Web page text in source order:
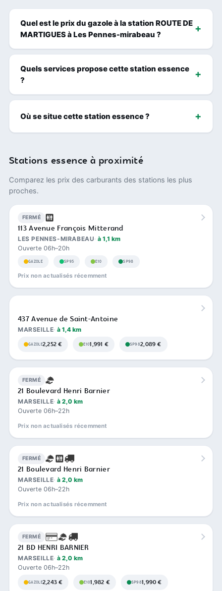
Quel est le prix du gazole à la station ROUTE DE
MARTIGUES à Les Pennes-mirabeau ?
Quels services propose cette station essence
?
Où se situe cette station essence ?
Stations essence à proximité
Comparez les prix des carburants des stations les plus
proches.
FERMÉ
113 Avenue François Mitterand
LES PENNES-MIRABEAU à 1,1 km
Ouverte 06h–20h
GAZOLE SP95 E10 SP98
Prix non actualisés récemment
437 Avenue de Saint-Antoine
MARSEILLE à 1,4 km
GAZOLE2,252 € E101,991 € SP982,089 €
FERMÉ
21 Boulevard Henri Barnier
MARSEILLE à 2,0 km
Ouverte 06h–22h
Prix non actualisés récemment
FERMÉ
21 Boulevard Henri Barnier
MARSEILLE à 2,0 km
Ouverte 06h–22h
Prix non actualisés récemment
FERMÉ
21 BD HENRI BARNIER
MARSEILLE à 2,0 km
Ouverte 06h–22h
GAZOLE2,243 € E101,982 € SP981,990 €